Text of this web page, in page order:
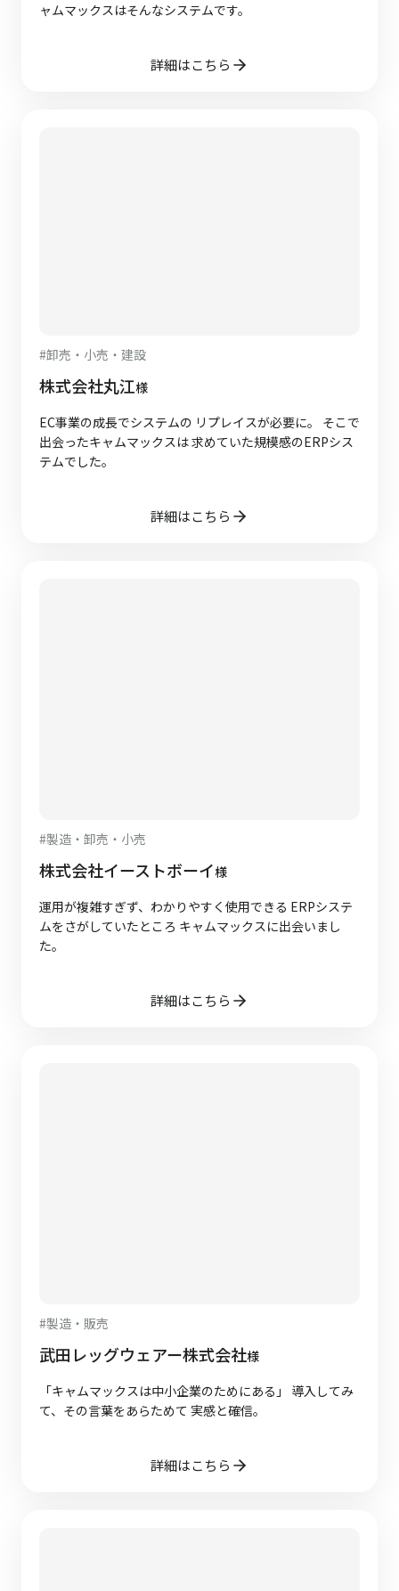
ャムマックスはそんなシステムです。
詳細はこちら
#卸売・小売・建設
株式会社丸江様
EC事業の成長でシステムの リプレイスが必要に。 そこで
出会ったキャムマックスは 求めていた規模感のERPシス
テムでした。
詳細はこちら
#製造・卸売・小売
株式会社イーストボーイ様
運用が複雑すぎず、わかりやすく使用できる ERPシステ
ムをさがしていたところ キャムマックスに出会いまし
た。
詳細はこちら
#製造・販売
武田レッグウェアー株式会社様
「キャムマックスは中小企業のためにある」 導入してみ
て、その言葉をあらためて 実感と確信。
詳細はこちら